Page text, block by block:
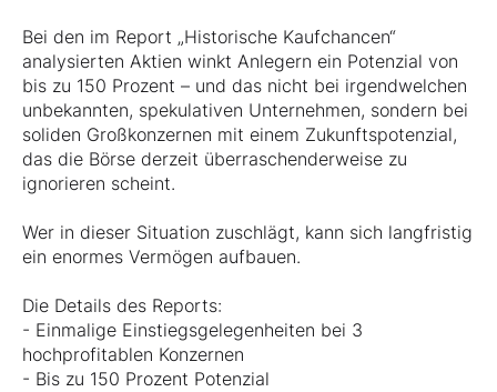
Bei den im Report „Historische Kaufchancen“
analysierten Aktien winkt Anlegern ein Potenzial von
bis zu 150 Prozent – und das nicht bei irgendwelchen
unbekannten, spekulativen Unternehmen, sondern bei
soliden Großkonzernen mit einem Zukunftspotenzial,
das die Börse derzeit überraschenderweise zu
ignorieren scheint.
Wer in dieser Situation zuschlägt, kann sich langfristig
ein enormes Vermögen aufbauen.
Die Details des Reports:
- Einmalige Einstiegsgelegenheiten bei 3
hochprofitablen Konzernen
- Bis zu 150 Prozent Potenzial